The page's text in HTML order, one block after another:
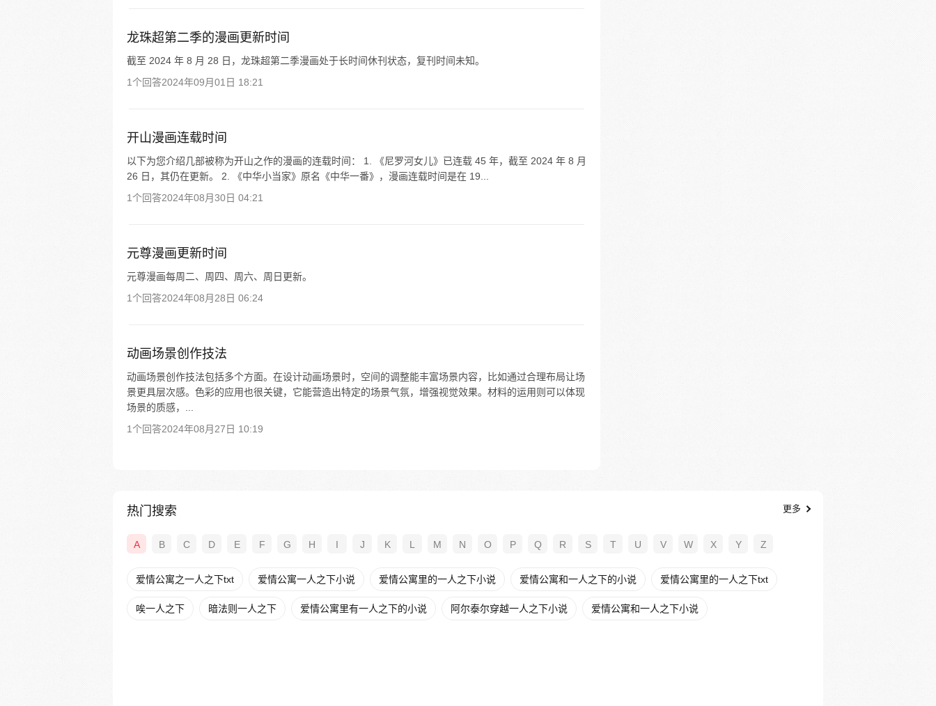
龙珠超第二季的漫画更新时间
截至 2024 年 8 月 28 日，龙珠超第二季漫画处于长时间休刊状态，复刊时间未知。
1个回答2024年09月01日 18:21
开山漫画连载时间
以下为您介绍几部被称为开山之作的漫画的连载时间： 1. 《尼罗河女儿》已连载 45 年，截至 2024 年 8 月
26 日，其仍在更新。 2. 《中华小当家》原名《中华一番》，漫画连载时间是在 19...
1个回答2024年08月30日 04:21
元尊漫画更新时间
元尊漫画每周二、周四、周六、周日更新。
1个回答2024年08月28日 06:24
动画场景创作技法
动画场景创作技法包括多个方面。在设计动画场景时，空间的调整能丰富场景内容，比如通过合理布局让场
景更具层次感。色彩的应用也很关键，它能营造出特定的场景气氛，增强视觉效果。材料的运用则可以体现
场景的质感，...
1个回答2024年08月27日 10:19
热门搜索 更多
A B C D E F G H I J K L M N O P Q R S T U V W X Y Z
爱情公寓之一人之下txt 爱情公寓一人之下小说 爱情公寓里的一人之下小说 爱情公寓和一人之下的小说 爱情公寓里的一人之下txt
唉一人之下 暗法则一人之下 爱情公寓里有一人之下的小说 阿尔泰尔穿越一人之下小说 爱情公寓和一人之下小说